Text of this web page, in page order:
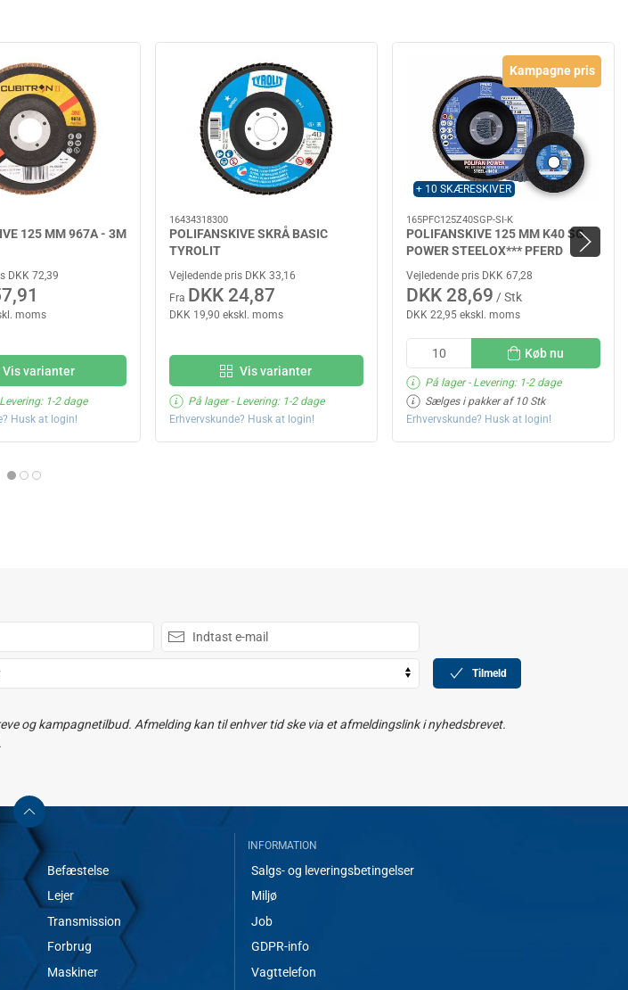
125 MM 967A - 3M
DKK 72,39
moms
Vis varianter
1-2 dage
Husk at login!
16434318300
POLIFANSKIVE SKRÅ BASIC
TYROLIT
Vejledende pris DKK 33,16
Fra DKK 24,87
DKK 19,90 ekskl. moms
Vis varianter
På lager- Levering: 1-2 dage
Erhvervskunde? Husk at login!
+ 10 SKÆRESKIVER
Kampagne pris
165PFC125Z40SGP-SI-K
POLIFANSKIVE 125 MM K40 SG
POWER STEELOX*** PFERD
Vejledende pris DKK 67,28
DKK 28,69 / Stk
DKK 22,95 ekskl. moms
Køb nu
På lager- Levering: 1-2 dage
Sælges i pakker af 10 Stk
Erhvervskunde? Husk at login!
Tilmeld
og kampagnetilbud. Afmelding kan til enhver tid ske via et afmeldingslink i nyhedsbrevet.
Befæstelse
Lejer
Transmission
Forbrug
Maskiner
INFORMATION
Salgs- og leveringsbetingelser
Miljø
Job
GDPR-info
Vagttelefon